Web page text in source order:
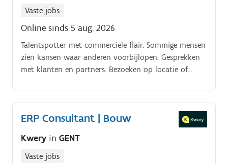
Vaste jobs
Online sinds 5 aug. 2026
Talentspotter met commerciële flair. Sommige mensen
zien kansen waar anderen voorbijlopen. Gesprekken
met klanten en partners. Bezoeken op locatie of
ERP Consultant | Bouw
Kwery in GENT
Vaste jobs